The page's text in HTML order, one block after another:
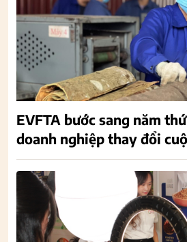
EVFTA bước sang năm
doanh nghiệp thay đổi